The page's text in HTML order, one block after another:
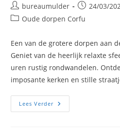
Bericht
auteur:
bureaumulder
Bericht
gepubliceerd
24/03/
Berichtcategorie:
Oude dorpen Corfu
Een van de grotere dorpen aan
Geniet van de heerlijk relaxte
uren rustig rondwandelen.
imposante kerken en stille
Lees VerderLefkimmi
Fotos